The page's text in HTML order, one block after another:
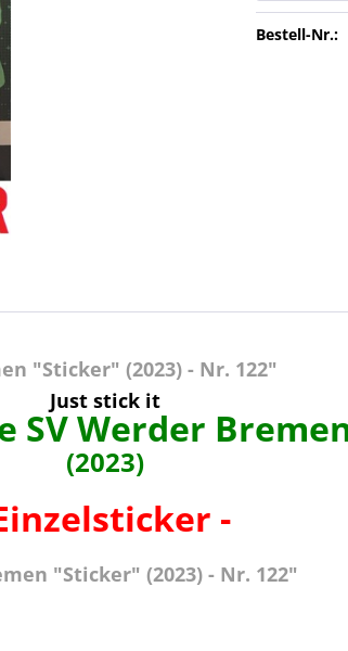
Bestell-Nr.:
"Sticker" (2023) - Nr. 122"
Just stick it
SV Werder
(2023)
-
"Sticker" (2023) - Nr. 122"